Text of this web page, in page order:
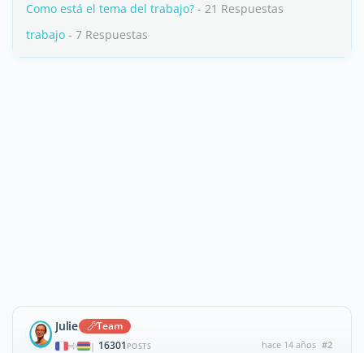
Como está el tema del trabajo? - 21 Respuestas
trabajo - 7 Respuestas
Julie Team
| 16301 POSTS hace 14 años #2